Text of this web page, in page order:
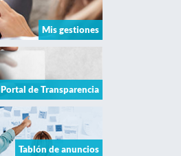
Mis gestiones
Portal de Transparencia
Tablón de anuncios